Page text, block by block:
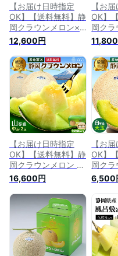
【お届け日時指定
OK】【送料無料】静
岡クラウンメロン×
うなぎ蒲焼 (クラウ
ンメロン白等級 1玉
(静岡県産) うなぎ蒲
焼 2本)ガラス温室栽
培
12,600円
【お
OK】
岡ク
国産う
煮プレ
ボッ
ラウ
1玉 (
うな
×3)
【お届け日時指定
OK】【送料無料】静
岡クラウンメロン 山
等級 1.3kg前後 2玉
ガラス温室栽培 化粧
箱入 静岡県産
16,600円
【お
OK】
岡クラ
等級
ガラス
箱入
6,500